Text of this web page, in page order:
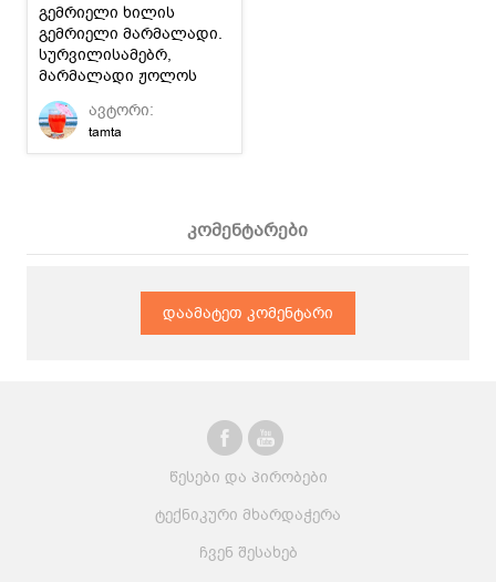
გემრიელი ხილის
გემრიელი მარმალადი.
სურვილისამებრ,
მარმალადი ჟოლოს
ნაცვლად მარწყვით
შეგიძლიათ
მოამზადოთ.
ავტორი:
tamta
კომენტარები
დაამატეთ კომენტარი
ჩვენ შესახებ
წესები და პირობები
ტექნიკური მხარდაჭერა